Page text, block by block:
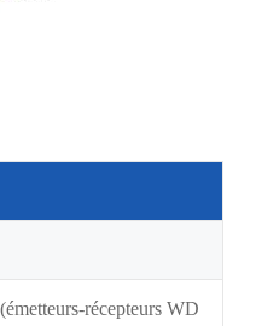
récepteurs WD